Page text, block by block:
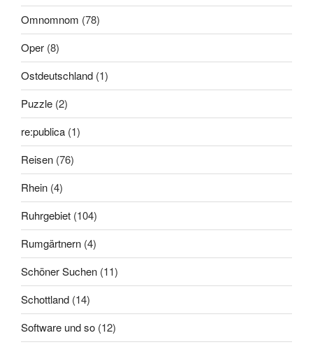
Omnomnom (78)
Oper (8)
Ostdeutschland (1)
Puzzle (2)
re:publica (1)
Reisen (76)
Rhein (4)
Ruhrgebiet (104)
Rumgärtnern (4)
Schöner Suchen (11)
Schottland (14)
Software und so (12)